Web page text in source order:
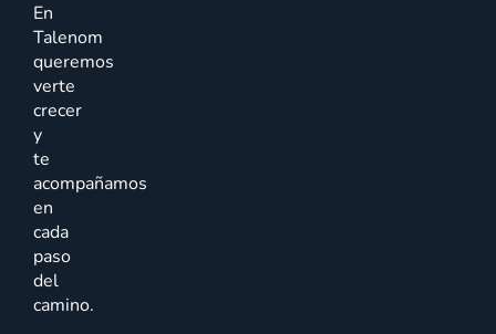
En
Talenom
queremos
verte
crecer
y
te
acompañamos
en
cada
paso
del
camino.